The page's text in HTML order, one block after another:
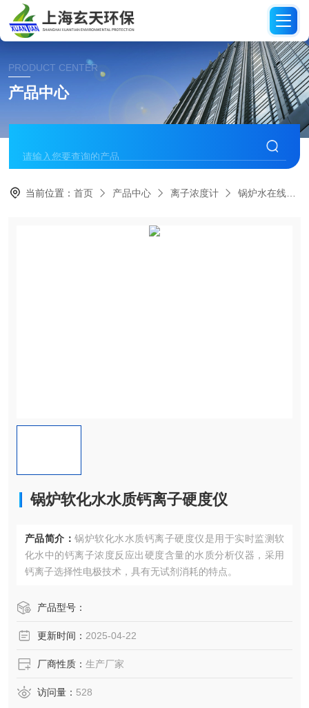
PRODUCT CENTER
产品中心
当前位置：首页 产品中心 离子浓度计 锅炉水在线钙离子硬度仪
锅炉软化水水质钙离子硬度仪
产品简介： 锅炉软化水水质钙离子硬度仪是用于实时监测软
化水中的钙离子浓度反应出硬度含量的水质分析仪器，采用
钙离子选择性电极技术，具有无试剂消耗的特点。
产品型号：
更新时间： 2025-04-22
厂商性质： 生产厂家
访问量： 528